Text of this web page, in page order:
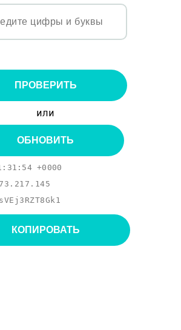
ПРОВЕРИТЬ
или
ОБНОВИТЬ
+0000
sVEj3RZT8Gk1
КОПИРОВАТЬ